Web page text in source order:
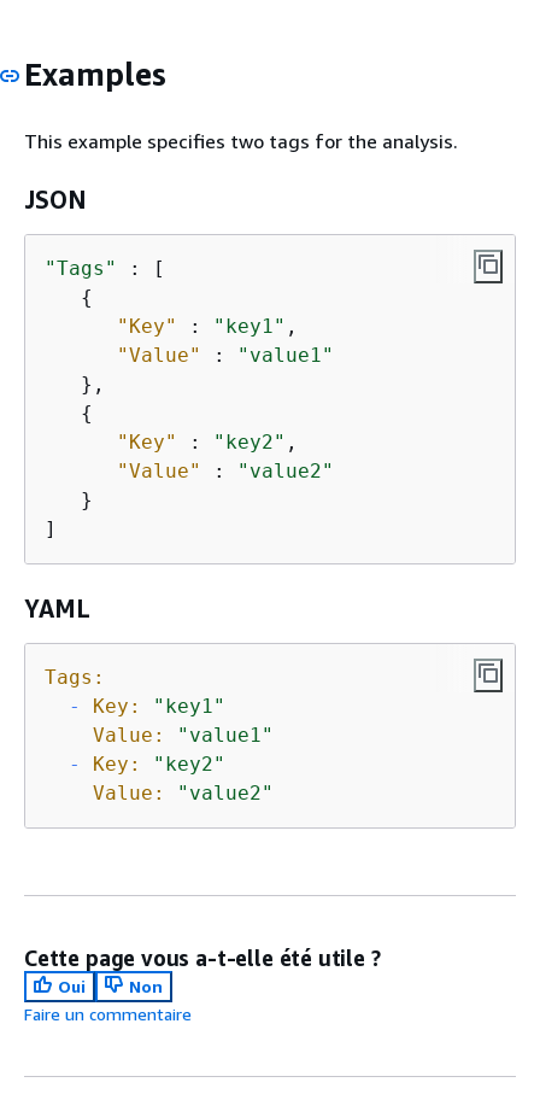
Examples
This example specifies two tags for the analysis.
JSON
"Tags"
: [
{
"Key"
: "key1" ,
"Value"
:
"value1"
   },
{
"Key"
: "key2" ,
"Value"
:
"value2"
   }
]
YAML
Tags:
-
Key:
"key1"
Value:
"value1"
-
Key:
"key2"
Value:
"value2"
Cette page vous a-t-elle été utile ?
Oui
Non
Faire un commentaire